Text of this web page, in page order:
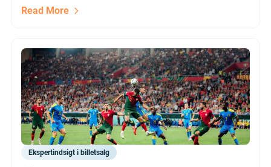
Read More
Ekspertindsigt i billetsalg